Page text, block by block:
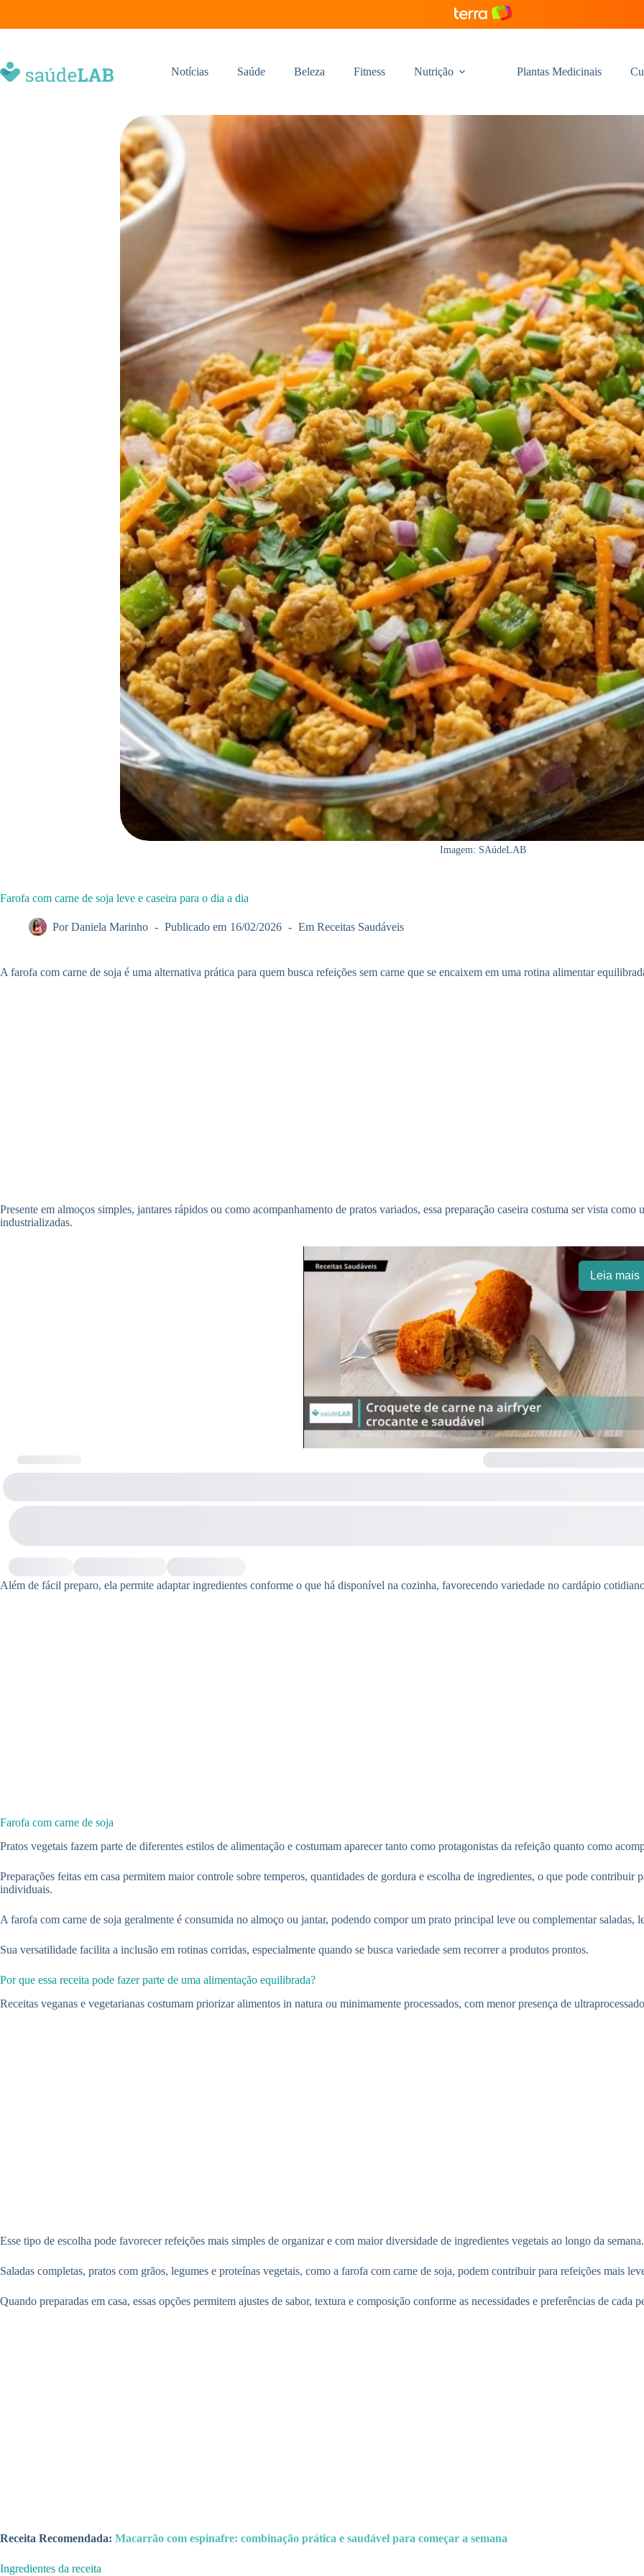
Notícias Saúde Beleza Fitness Nutrição Plantas Medicinais
Imagem: SAúdeLAB
Farofa com carne de soja leve e caseira para o dia a dia
Por Daniela Marinho Publicado em 16/02/2026 Em Receitas Saudáveis
A farofa com carne de soja é uma alternativa prática para quem busca refeições sem carne que se encaixem em uma rotina alimentar
Presente em almoços simples, jantares rápidos ou como acompanhamento de pratos variados, essa preparação caseira costuma ser vista
industrializadas.
Leia mais
Além de fácil preparo, ela permite adaptar ingredientes conforme o que há disponível na cozinha, favorecendo variedade no cardápio
Farofa com carne de soja
Pratos vegetais fazem parte de diferentes estilos de alimentação e costumam aparecer tanto como protagonistas da refeição quanto como
Preparações feitas em casa permitem maior controle sobre temperos, quantidades de gordura e escolha de ingredientes, o que pode contribuir
individuais.
A farofa com carne de soja geralmente é consumida no almoço ou jantar, podendo compor um prato principal leve ou complementar saladas,
Sua versatilidade facilita a inclusão em rotinas corridas, especialmente quando se busca variedade sem recorrer a produtos prontos.
Por que essa receita pode fazer parte de uma alimentação equilibrada?
Receitas veganas e vegetarianas costumam priorizar alimentos in natura ou minimamente processados, com menor presença de
Esse tipo de escolha pode favorecer refeições mais simples de organizar e com maior diversidade de ingredientes vegetais ao longo da semana.
Saladas completas, pratos com grãos, legumes e proteínas vegetais, como a farofa com carne de soja, podem contribuir para refeições mais
Quando preparadas em casa, essas opções permitem ajustes de sabor, textura e composição conforme as necessidades e preferências de cada
Receita Recomendada: Macarrão com espinafre: combinação prática e saudável para começar a semana
Ingredientes da receita